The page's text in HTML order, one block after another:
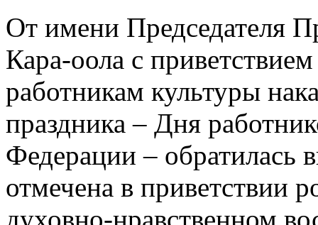
От имени Председателя
Кара-оола с
работникам культуры
праздника – Дня
Федерации –
отмечена в приветствии
духовно-нравственном